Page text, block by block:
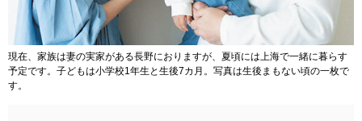
現在、家族は妻の実家がある長野におりますが、夏頃には上海で一緒に暮らす
予定です。子どもは小学校1年生と生後7カ月。写真は生後まもない頃の一枚で
す。